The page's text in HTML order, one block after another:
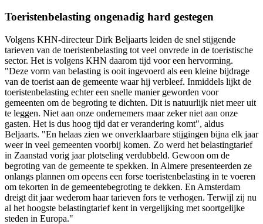
Toeristenbelasting ongenadig hard gestegen
Volgens KHN-directeur Dirk Beljaarts leiden de snel stijgende
tarieven van de toeristenbelasting tot veel onvrede in de toeristische
sector. Het is volgens KHN daarom tijd voor een hervorming.
"Deze vorm van belasting is ooit ingevoerd als een kleine bijdrage
van de toerist aan de gemeente waar hij verbleef. Inmiddels lijkt de
toeristenbelasting echter een snelle manier geworden voor
gemeenten om de begroting te dichten. Dit is natuurlijk niet meer uit
te leggen. Niet aan onze ondernemers maar zeker niet aan onze
gasten. Het is dus hoog tijd dat er verandering komt", aldus
Beljaarts. "En helaas zien we onverklaarbare stijgingen bijna elk jaar
weer in veel gemeenten voorbij komen. Zo werd het belastingtarief
in Zaanstad vorig jaar plotseling verdubbeld. Gewoon om de
begroting van de gemeente te spekken. In Almere presenteerden ze
onlangs plannen om opeens een forse toeristenbelasting in te voeren
om tekorten in de gemeentebegroting te dekken. En Amsterdam
dreigt dit jaar wederom haar tarieven fors te verhogen. Terwijl zij nu
al het hoogste belastingtarief kent in vergelijking met soortgelijke
steden in Europa."